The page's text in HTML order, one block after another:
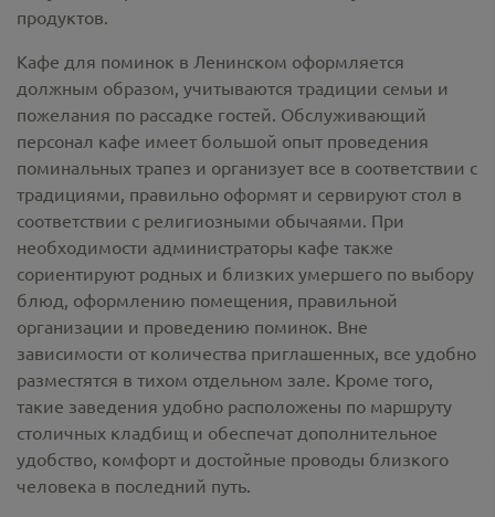
продуктов.
Кафе для поминок в Ленинском оформляется
должным образом, учитываются традиции семьи и
пожелания по рассадке гостей. Обслуживающий
персонал кафе имеет большой опыт проведения
поминальных трапез и организует все в соответствии с
традициями, правильно оформят и сервируют стол в
соответствии с религиозными обычаями. При
необходимости администраторы кафе также
сориентируют родных и близких умершего по выбору
блюд, оформлению помещения, правильной
организации и проведению поминок. Вне
зависимости от количества приглашенных, все удобно
разместятся в тихом отдельном зале. Кроме того,
такие заведения удобно расположены по маршруту
столичных кладбищ и обеспечат дополнительное
удобство, комфорт и достойные проводы близкого
человека в последний путь.